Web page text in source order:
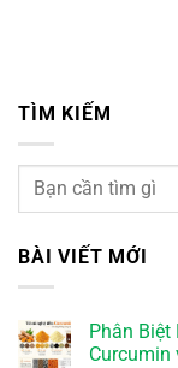
TÌM KIẾM
BÀI VIẾT MỚI
Phân Biệt
Curcumin